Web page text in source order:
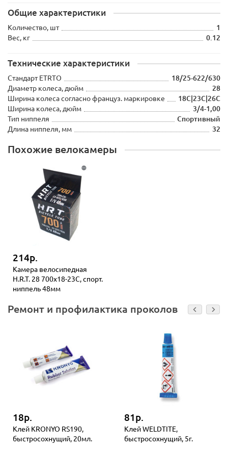
Общие характеристики
Количество, шт
1
Вес, кг
0.12
Технические характеристики
Стандарт ETRTO
18/25-622/630
Диаметр колеса, дюйм
28
Ширина колеса согласно француз. маркировке
18C|23C|26C
Ширина колеса, дюйм
3/4-1,00
Тип ниппеля
Спортивный
Длина ниппеля, мм
32
Похожие велокамеры
214р.
Камера велосипедная
H.R.T. 28 700х18-23С, спорт.
ниппель 48мм
Ремонт и профилактика проколов
18р.
Клей KRONYO RS190,
быстросохнущий, 20мл.
81р.
Клей WELDTITE,
быстросохнущий, 5г.